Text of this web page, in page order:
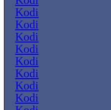
Kodi
Kodi
Kodi
Kodi
Kodi
Kodi
Kodi
Kodi